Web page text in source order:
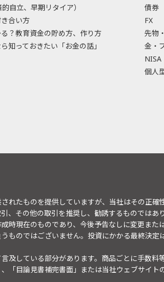
自立、早期リタイア）
合い方
？教育資金の貯め方、作り方
知っておきたい「お金の話」
債券
FX
先物
金・
NISA
個人
れたものを提供していますが、当社はその正
、その他の取引を推奨し、勧誘するものでは
時現在のものであり、今後予告なしに変更また
ものではございません。投資にかかる最終決
及している部分があります。商品ごとに手数料
「目論見書補完書面」または当社ウェブサイト